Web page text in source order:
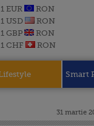
1 EUR
RON
1 USD
RON
1 GBP
RON
1 CHF
RON
Smart
31 martie